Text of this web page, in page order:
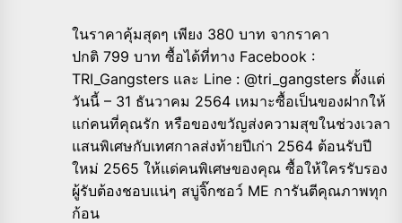
ในราคาคุ้มสุดๆ เพียง 380 บาท จากราคา
ปกติ 799 บาท ซื้อได้ที่ทาง Facebook :
TRI_Gangsters และ Line : @tri_gangsters ตั้งแต่
วันนี้ – 31 ธันวาคม 2564 เหมาะซื้อเป็นของฝากให้
แก่คนที่คุณรัก หรือของขวัญส่งความสุขในช่วงเวลา
แสนพิเศษกับเทศกาลส่งท้ายปีเก่า 2564 ต้อนรับปี
ใหม่ 2565 ให้แด่คนพิเศษของคุณ ซื้อให้ใครรับรอง
ผู้รับต้องชอบแน่ๆ สบู่จิ๊กซอว์ ME การันตีคุณภาพทุก
ก้อน